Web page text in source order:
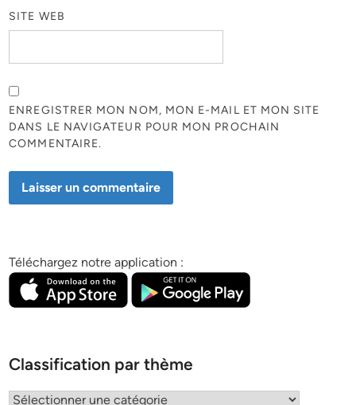
SITE WEB
ENREGISTRER MON NOM, MON E-MAIL ET MON SITE
DANS LE NAVIGATEUR POUR MON PROCHAIN
COMMENTAIRE.
Téléchargez notre application :
Classification par thème
Classification